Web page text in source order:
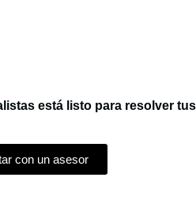
está listo para resolver tus
con un asesor